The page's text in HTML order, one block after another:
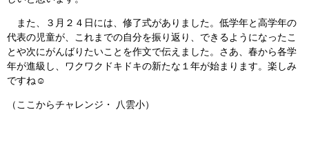
また、３月２４日には、修了式がありました。低学年と高学年の
代表の児童が、これまでの自分を振り返り、できるようになったこ
とや次にがんばりたいことを作文で伝えました。さあ、春から各学
年が進級し、ワクワクドキドキの新たな１年が始まります。楽しみ
ですね☺
（ここからチャレンジ・ 八雲小）